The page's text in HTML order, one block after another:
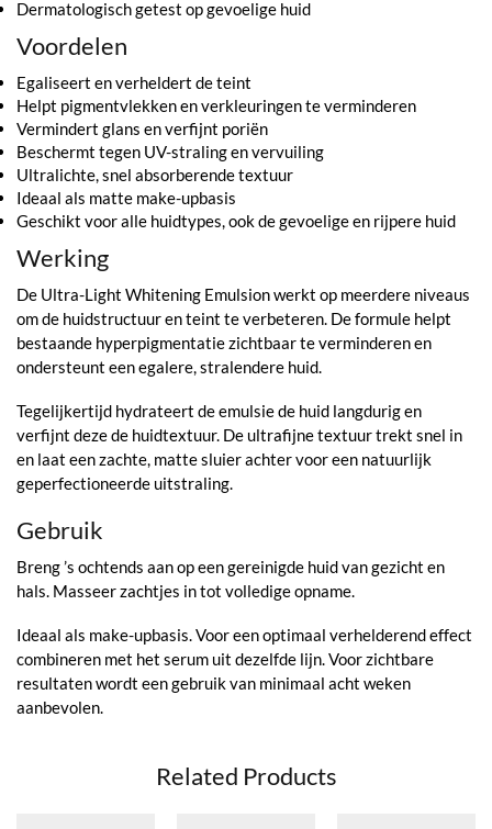
Dermatologisch getest op gevoelige huid
Voordelen
Egaliseert en verheldert de teint
Helpt pigmentvlekken en verkleuringen te verminderen
Vermindert glans en verfijnt poriën
Beschermt tegen UV-straling en vervuiling
Ultralichte, snel absorberende textuur
Ideaal als matte make-upbasis
Geschikt voor alle huidtypes, ook de gevoelige en rijpere huid
Werking
De Ultra-Light Whitening Emulsion werkt op meerdere niveaus
om de huidstructuur en teint te verbeteren. De formule helpt
bestaande hyperpigmentatie zichtbaar te verminderen en
ondersteunt een egalere, stralendere huid.
Tegelijkertijd hydrateert de emulsie de huid langdurig en
verfijnt deze de huidtextuur. De ultrafijne textuur trekt snel in
en laat een zachte, matte sluier achter voor een natuurlijk
geperfectioneerde uitstraling.
Gebruik
Breng ’s ochtends aan op een gereinigde huid van gezicht en
hals. Masseer zachtjes in tot volledige opname.
Ideaal als make-upbasis. Voor een optimaal verhelderend effect
combineren met het serum uit dezelfde lijn. Voor zichtbare
resultaten wordt een gebruik van minimaal acht weken
aanbevolen.
Related Products